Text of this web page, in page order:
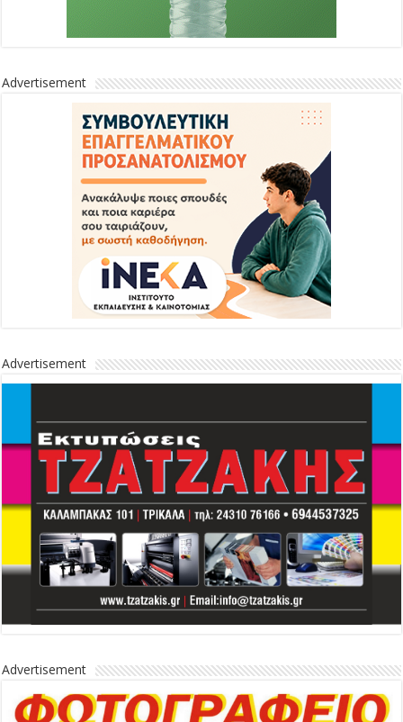
Advertisement
Advertisement
Advertisement